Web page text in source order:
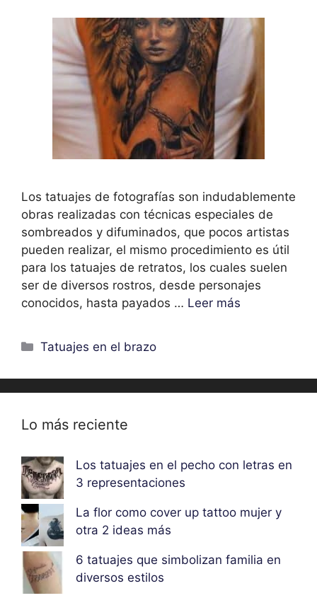
Los tatuajes de fotografías son indudablemente
obras realizadas con técnicas especiales de
sombreados y difuminados, que pocos artistas
pueden realizar, el mismo procedimiento es útil
para los tatuajes de retratos, los cuales suelen
ser de diversos rostros, desde personajes
conocidos, hasta payados … Leer más
Categorías
Tatuajes en el brazo
Lo más reciente
Los tatuajes en el pecho con letras en
3 representaciones
La flor como cover up tattoo mujer y
otra 2 ideas más
6 tatuajes que simbolizan familia en
diversos estilos